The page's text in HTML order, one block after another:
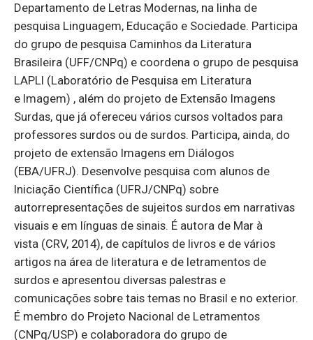
Departamento de Letras Modernas, na linha de
pesquisa Linguagem, Educação e Sociedade. Participa
do grupo de pesquisa Caminhos da Literatura
Brasileira (UFF/CNPq) e coordena o grupo de pesquisa
LAPLI (Laboratório de Pesquisa em Literatura
e Imagem) , além do projeto de Extensão Imagens
Surdas, que já ofereceu vários cursos voltados para
professores surdos ou de surdos. Participa, ainda, do
projeto de extensão Imagens em Diálogos
(EBA/UFRJ). Desenvolve pesquisa com alunos de
Iniciação Científica (UFRJ/CNPq) sobre
autorrepresentações de sujeitos surdos em narrativas
visuais e em línguas de sinais. É autora de Mar à
vista (CRV, 2014), de capítulos de livros e de vários
artigos na área de literatura e de letramentos de
surdos e apresentou diversas palestras e
comunicações sobre tais temas no Brasil e no exterior.
É membro do Projeto Nacional de Letramentos
(CNPq/USP) e colaboradora do grupo de